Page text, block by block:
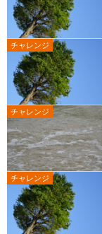
チャレンジ
チャレンジ
チャレンジ